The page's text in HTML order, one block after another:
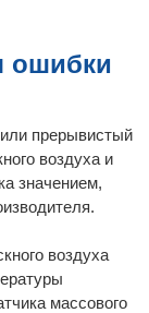
ошибки
прерывистый
воздуха и
значением,
воздуха
массового